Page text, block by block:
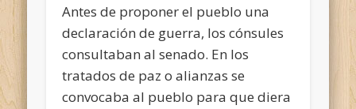
Antes de proponer el pueblo una
declaración de guerra, los cónsules
consultaban al senado. En los
tratados de paz o alianzas se
convocaba al pueblo para que diera